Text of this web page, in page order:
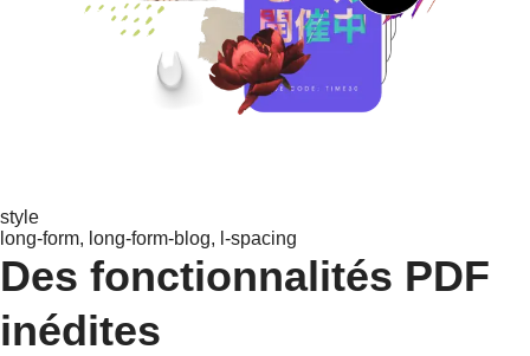
style
long-form, long-form-blog, l-spacing
Des fonctionnalités PDF
inédites